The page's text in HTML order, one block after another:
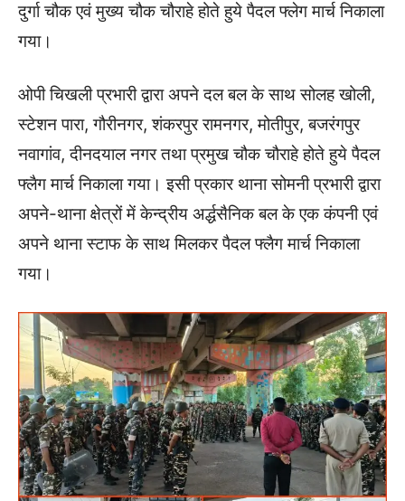
दुर्गा चौक एवं मुख्य चौक चौराहे होते हुये पैदल फ्लेग मार्च निकाला
गया।
ओपी चिखली प्रभारी द्वारा अपने दल बल के साथ सोलह खोली,
स्टेशन पारा, गौरीनगर, शंकरपुर रामनगर, मोतीपुर, बजरंगपुर
नवागांव, दीनदयाल नगर तथा प्रमुख चौक चौराहे होते हुये पैदल
फ्लैग मार्च निकाला गया। इसी प्रकार थाना सोमनी प्रभारी द्वारा
अपने-थाना क्षेत्रों में केन्द्रीय अर्द्धसैनिक बल के एक कंपनी एवं
अपने थाना स्टाफ के साथ मिलकर पैदल फ्लैग मार्च निकाला
गया।